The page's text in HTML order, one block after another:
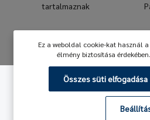
© 2026 Hafner
tartalmaznak
Ez a weboldal cookie-kat használ
élmény biztosítása érdekében.
Összes süti elfogadása